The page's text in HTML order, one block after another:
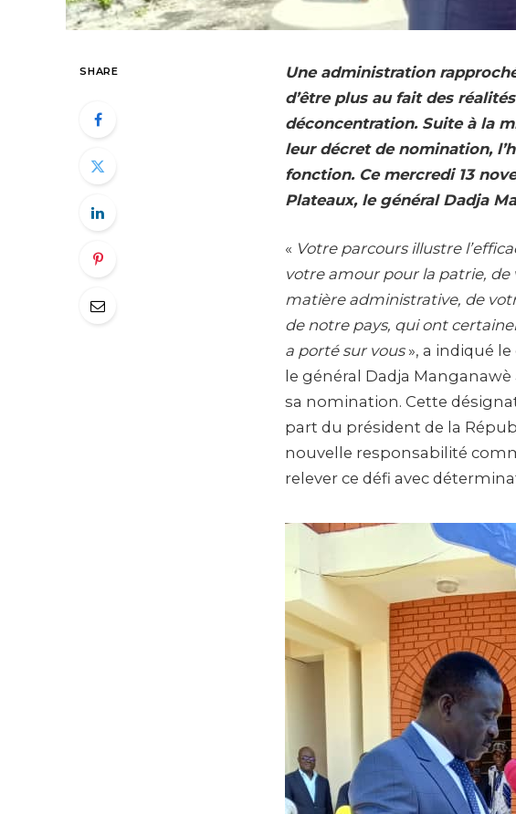
SHARE
Une administration
d’être plus au fait des
déconcentration. Suite à la
leur décret de nomination,
fonction. Ce mercredi 13
Plateaux, le général Dadja
« Votre parcours illustre
votre amour pour la patrie,
matière administrative, de
de notre pays, qui ont
a porté sur vous», a indiqué
le général Dadja
sa nomination. Cette
part du président de la
nouvelle responsabilité
relever ce défi avec